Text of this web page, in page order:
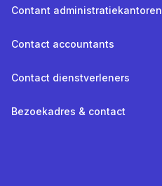
Contant administratiekantoren
Contact accountants
Contact dienstverleners
Bezoekadres & contact